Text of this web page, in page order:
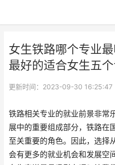
女生铁路哪个专业
最好的适合女生五
更新时间：2023-09-30 16:25:47
铁路相关专业的就业前景非常
展中的重要组成部分，铁路在
至关重要的角色。因此，选择
会有更多的就业机会和发展空